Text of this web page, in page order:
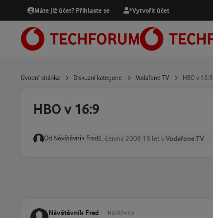
Přejít na obsah
Máte již účet? Přihlaste se Vytvořit účet
Úvodní stránka Diskuzní kategorie Vodafone TV HBO v 16:9
HBO v 16:9
Od Návštěvník Fred5. června 2008 18 let vVodafone TV
Návštěvník Fred Návštěvníci